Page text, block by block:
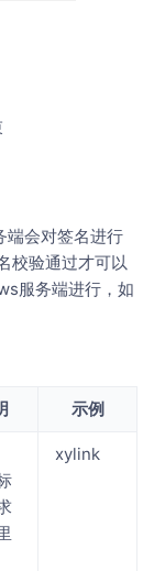
端会对签名进行
校验通过才可以
服务端进行，如
示例
xylink